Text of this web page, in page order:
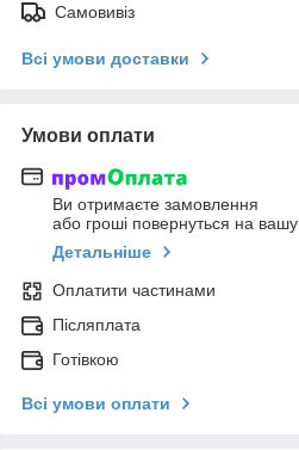
Самовивіз
Всі умови доставки
Умови оплати
Ви отримаєте замовлення
або гроші повернуться на вашу
Детальніше
Оплатити частинами
Післяплата
Готівкою
Всі умови оплати